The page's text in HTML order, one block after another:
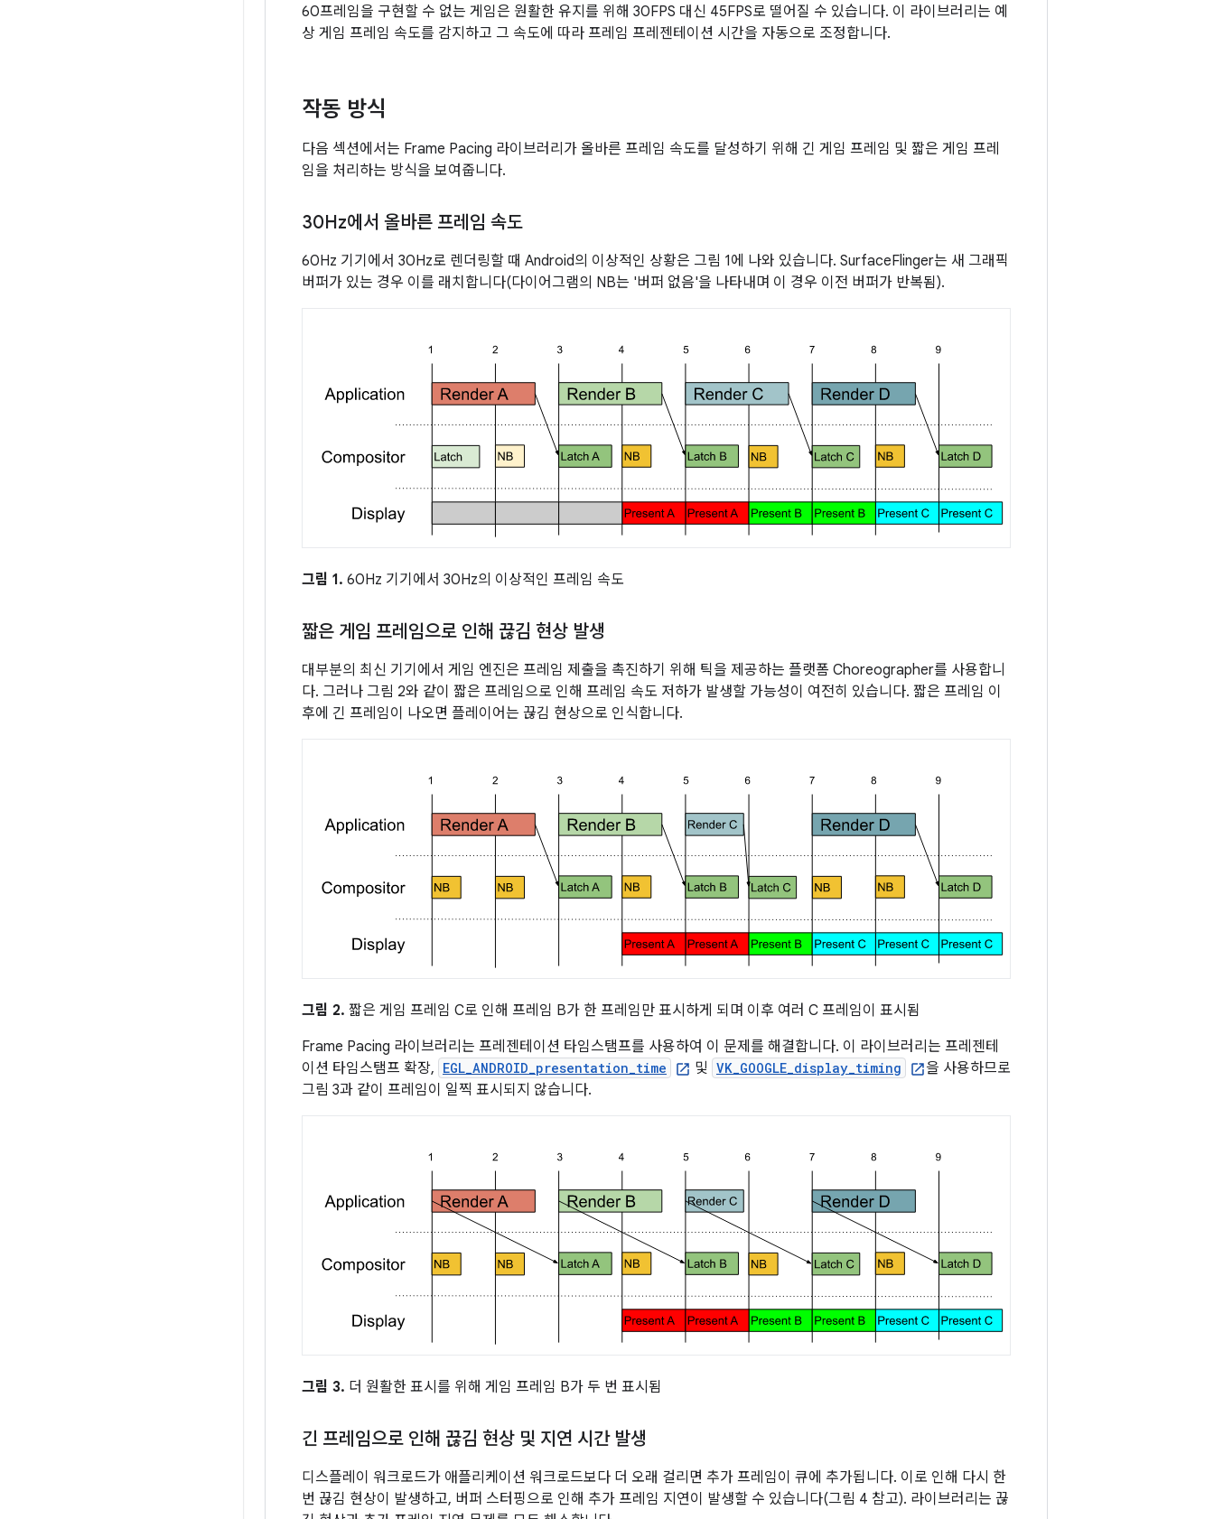
60프레임을 구현할 수 없는 게임은 원활한 유지를 위해 30FPS 대신 45FPS로 떨어질 수 있습니다. 이 라이브러리는 예
상 게임 프레임 속도를 감지하고 그 속도에 따라 프레임 프레젠테이션 시간을 자동으로 조정합니다.
작동 방식
다음 섹션에서는 Frame Pacing 라이브러리가 올바른 프레임 속도를 달성하기 위해 긴 게임 프레임 및 짧은 게임 프레
임을 처리하는 방식을 보여줍니다.
30Hz에서 올바른 프레임 속도
60Hz 기기에서 30Hz로 렌더링할 때 Android의 이상적인 상황은 그림 1에 나와 있습니다. SurfaceFlinger는 새 그래픽
버퍼가 있는 경우 이를 래치합니다(다이어그램의 NB는 '버퍼 없음'을 나타내며 이 경우 이전 버퍼가 반복됨).
그림 1. 60Hz 기기에서 30Hz의 이상적인 프레임 속도
짧은 게임 프레임으로 인해 끊김 현상 발생
대부분의 최신 기기에서 게임 엔진은 프레임 제출을 촉진하기 위해 틱을 제공하는 플랫폼 Choreographer를 사용합니
다. 그러나 그림 2와 같이 짧은 프레임으로 인해 프레임 속도 저하가 발생할 가능성이 여전히 있습니다. 짧은 프레임 이
후에 긴 프레임이 나오면 플레이어는 끊김 현상으로 인식합니다.
그림 2. 짧은 게임 프레임 C로 인해 프레임 B가 한 프레임만 표시하게 되며 이후 여러 C 프레임이 표시됨
Frame Pacing 라이브러리는 프레젠테이션 타임스탬프를 사용하여 이 문제를 해결합니다. 이 라이브러리는 프레젠테
이션 타임스탬프 확장, EGL_ANDROID_presentation_time 및 VK_GOOGLE_display_timing
을 사용하므로
그림 3과 같이 프레임이 일찍 표시되지 않습니다.
그림 3. 더 원활한 표시를 위해 게임 프레임 B가 두 번 표시됨
긴 프레임으로 인해 끊김 현상 및 지연 시간 발생
디스플레이 워크로드가 애플리케이션 워크로드보다 더 오래 걸리면 추가 프레임이 큐에 추가됩니다. 이로 인해 다시 한
번 끊김 현상이 발생하고, 버퍼 스터핑으로 인해 추가 프레임 지연이 발생할 수 있습니다(그림 4 참고). 라이브러리는 끊